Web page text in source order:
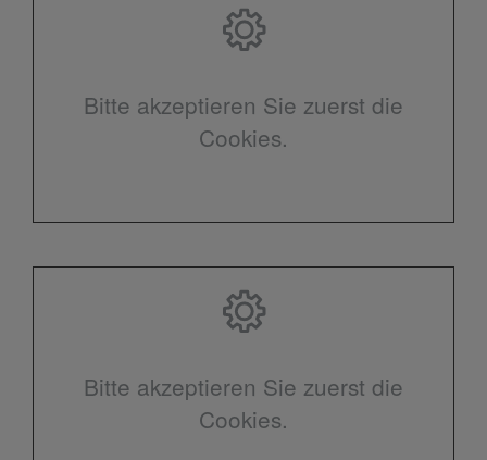
Bitte akzeptieren Sie zuerst die
Cookies.
Bitte akzeptieren Sie zuerst die
Cookies.